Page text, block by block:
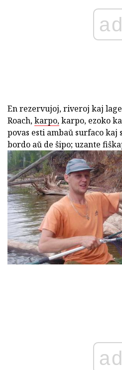
ad
En rezervujoj, riveroj kaj
Roach,karpo,karpo, ezoko
povas esti ambaŭ surfaco kaj
bordo aŭ de ŝipo; uzante
ad